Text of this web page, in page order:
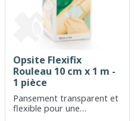
Opsite Flexifix
Rouleau 10 cm x 1 m -
1 pièce
Pansement transparent et
flexible pour une